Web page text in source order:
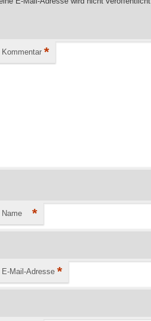
Kommentar *
Name *
E-Mail-Adresse *